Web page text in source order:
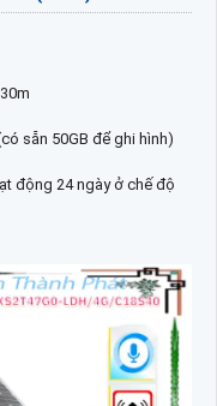
sẵn 50GB để ghi hình)
động 24 ngày ở chế độ